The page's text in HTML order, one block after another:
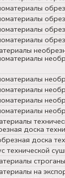
доска
доска
технической
на